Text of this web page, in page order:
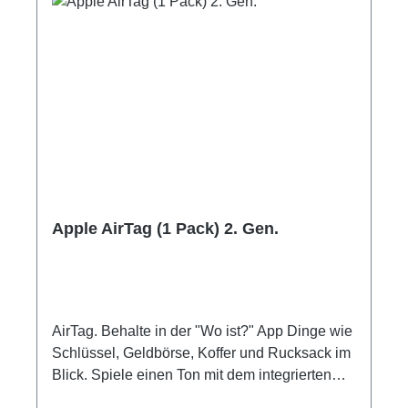
Apple AirTag (1 Pack) 2. Gen.
AirTag. Behalte in der "Wo ist?" App Dinge wie
Schlüssel, Geldbörse, Koffer und Rucksack im
Blick. Spiele einen Ton mit dem integrierten